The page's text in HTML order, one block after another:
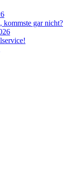
kommste gar nicht?